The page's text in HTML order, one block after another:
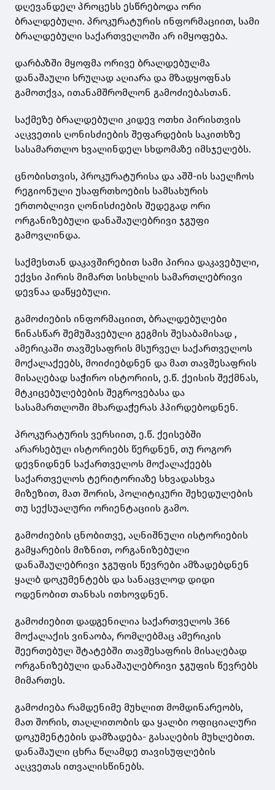
დღევანდელ პროცესს ესწრებოდა ორი
ბრალდებული. პროკურატურის ინფორმაციით, სამი
ბრალდებული საქართველოში არ იმყოფება.
დარბაზში მყოფმა ორივე ბრალდებულმა
დანაშაული სრულად აღიარა და მზადყოფნას
გამოთქვა, ითანამშრომლონ გამოძიებასთან.
საქმეზე ბრალდებული კიდევ ოთხი პირისთვის
აღკვეთის ღონისძიების შეფარდების საკითხზე
სასამართლო ხვალინდელ სხდომაზე იმსჯელებს.
ცნობისთვის, პროკურატურისა და აშშ-ის საელჩოს
რეგიონული უსაფრთხოების სამსახურის
ერთობლივი ღონისძიების შედეგად ორი
ორგანიზებული დანაშაულებრივი ჯგუფი
გამოვლინდა.
საქმესთან დაკავშირებით სამი პირია დაკავებული,
ექვსი პირის მიმართ სისხლის სამართლებრივი
დევნაა დაწყებული.
გამოძიების ინფორმაციით, ბრალდებულები
წინასწარ შემუშავებული გეგმის შესაბამისად ,
ამერიკაში თავშესაფრის მსურველ საქართველოს
მოქალაქეებს, მოიძიებდნენ და მათ თავშესაფრის
მისაღებად საჭირო ისტორიის, ე.წ. ქეისის შექმნას,
მტკიცებულებების შეგროვებასა და
სასამართლოში მხარდაჭერას ჰპირდებოდნენ.
პროკურატურის ვერსიით, ე.წ. ქეისებში
არარსებულ ისტორიებს წერდნენ, თუ როგორ
დევნიდნენ საქართველოს მოქალაქეებს
საქართველოს ტერიტორიაზე სხვადასხვა
მიზეზით, მათ შორის, პოლიტიკური შეხედულების
თუ სექსუალური ორიენტაციის გამო.
გამოძიების ცნობითვე, აღნიშნული ისტორიების
გამყარების მიზნით, ორგანიზებული
დანაშაულებრივი ჯგუფის წევრები ამზადებდნენ
ყალბ დოკუმენტებს და სანაცვლოდ დიდი
ოდენობით თანხას ითხოვდნენ.
გამოძიებით დადგენილია საქართველოს 366
მოქალაქის ვინაობა, რომლებმაც ამერიკის
შეერთებულ შტატებში თავშესაფრის მისაღებად
ორგანიზებული დანაშაულებრივი ჯგუფის წევრებს
მიმართეს.
გამოძიება რამდენიმე მუხლით მომდინარეობს,
მათ შორის, თაღლითობის და ყალბი ოფიციალური
დოკუმენტების დამზადება- გასაღების მუხლებით.
დანაშაული ცხრა წლამდე თავისუფლების
აღკვეთას ითვალისწინებს.